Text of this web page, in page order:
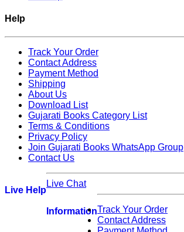
Help
Track Your Order
Contact Address
Payment Method
Shipping
About Us
Download List
Gujarati Books Category List
Terms & Conditions
Privacy Policy
Join Gujarati Books WhatsApp Group
Contact Us
Live Help
Live Chat
InformationTrack Your Order
Contact Address